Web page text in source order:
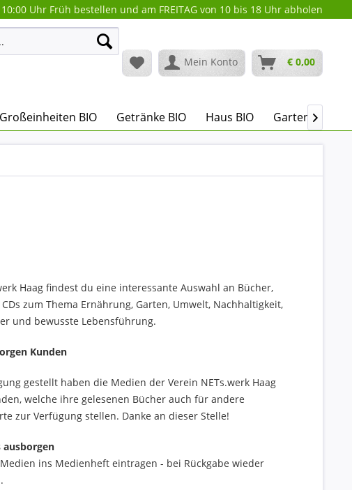
10:00 Uhr Früh bestellen und am FREITAG von 10 bis 18 Uhr abholen
Mein Konto € 0,00
Großeinheiten BIO Getränke BIO Haus BIO Garten BIO

Haag findest du eine interessante Auswahl an Bücher,
CDs zum Thema Ernährung, Garten, Umwelt, Nachhaltigkeit,
und bewusste Lebensführung.
Kunden
gestellt haben die Medien der Verein NETs.werk Haag
welche ihre gelesenen Bücher auch für andere
zur Verfügung stellen. Danke an dieser Stelle!
ausborgen
ins Medienheft eintragen - bei Rückgabe wieder